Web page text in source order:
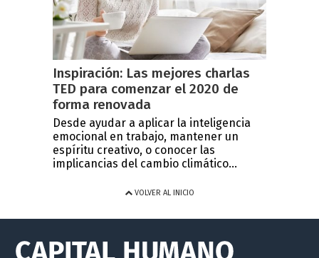
Inspiración: Las mejores charlas
TED para comenzar el 2020 de
forma renovada
Desde ayudar a aplicar la inteligencia
emocional en trabajo, mantener un
espíritu creativo, o conocer las
implicancias del cambio climático...
VOLVER AL INICIO